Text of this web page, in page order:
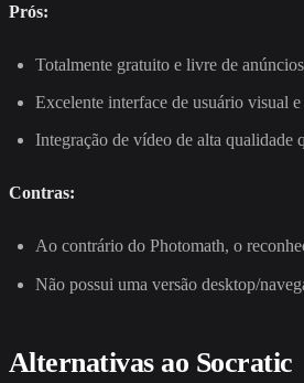
Prós:
Totalmente gratuito e livre de
Excelente interface de usuário visual
Integração de vídeo de alta qualidade
Contras:
Ao contrário do Photomath, o
Não possui uma versão desktop/
Alternativas ao Socratic